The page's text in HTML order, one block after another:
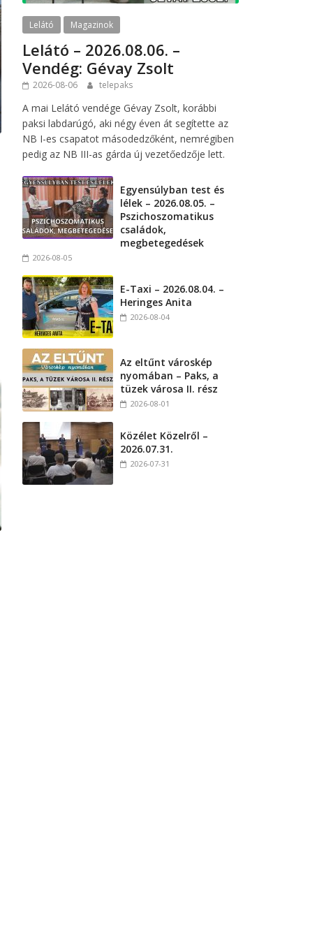
Lelátó Magazinok
Lelátó – 2026.08.06. –
Vendég: Gévay Zsolt
2026-08-06 telepaks
A mai Lelátó vendége Gévay Zsolt, korábbi
paksi labdarúgó, aki négy éven át segítette az
NB I-es csapatot másodedzőként, nemrégiben
pedig az NB III-as gárda új vezetőedzője lett.
Egyensúlyban test és
lélek – 2026.08.05. –
Pszichoszomatikus
családok,
megbetegedések
2026-08-05
E-Taxi – 2026.08.04. –
Heringes Anita
2026-08-04
Az eltűnt városkép
nyomában – Paks, a
tüzek városa II. rész
2026-08-01
Közélet Közelről –
2026.07.31.
2026-07-31